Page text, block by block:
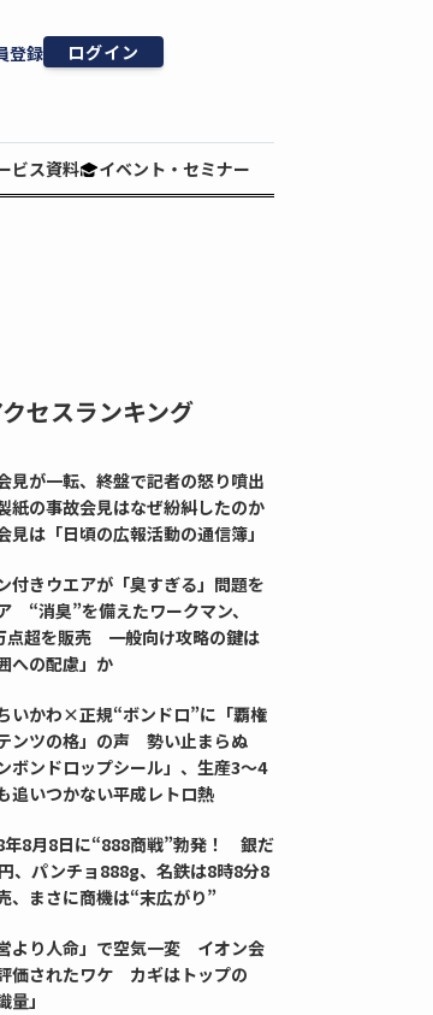
登録 ログイン
ビス資料 イベント・セミナー
セスランキング
見が一転、終盤で記者の怒り噴出
紙の事故会見はなぜ紛糾したのか
見は「日頃の広報活動の通信簿」
付きウエアが「臭すぎる」問題を
“消臭”を備えたワークマン、
点超を販売 一般向け攻略の鍵は
への配慮」か
いかわ×正規“ボンドロ”に「覇権
ンツの格」の声 勢い止まらぬ
ンボンドロップシール」、生産3～4
追いつかない平成レトロ熱
年8月8日に“888商戦”勃発！ 銀だ
、パンチョ888g、名鉄は8時8分8
、まさに商機は“末広がり”
営より人命」で空気一変 イオン会
価されたワケ カギはトップの
量」